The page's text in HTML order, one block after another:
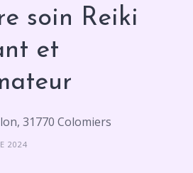
soin Reiki
et
31770 Colomiers
2024